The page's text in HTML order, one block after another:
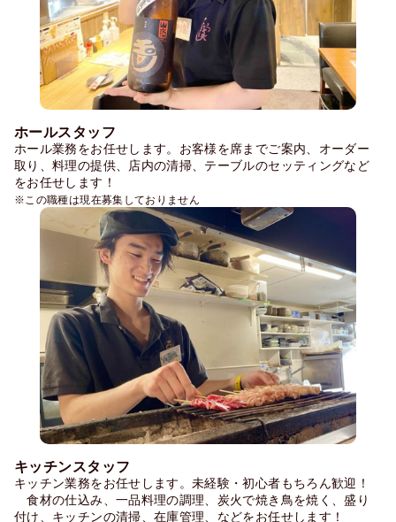
ホールスタッフ
ホール業務をお任せします。お客様を席までご案内、オーダー
取り、料理の提供、店内の清掃、テーブルのセッティングなど
をお任せします！
※この職種は現在募集しておりません
キッチンスタッフ
キッチン業務をお任せします。未経験・初心者もちろん歓迎！
食材の仕込み、一品料理の調理、炭火で焼き鳥を焼く、盛り
付け、キッチンの清掃、在庫管理、などをお任せします！